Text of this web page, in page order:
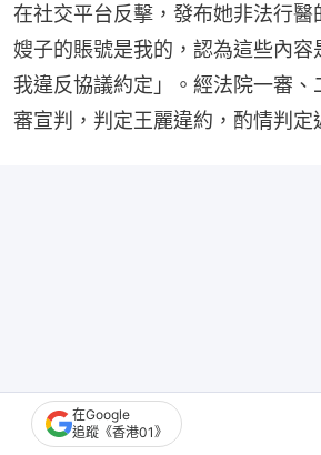
在社交平台反擊，發布她非法行醫
嫂子的賬號是我的，認為這些內容
我違反協議約定」。經法院一審、
審宣判，判定王麗違約，酌情判定
在Google
追蹤《香港01》